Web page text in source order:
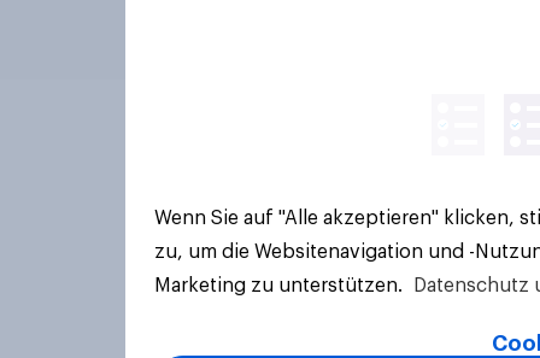
Wenn Sie auf "Alle akzeptieren" klicken,
zu, um die Websitenavigation und -
Marketing zu unterstützen.
Datenschutz